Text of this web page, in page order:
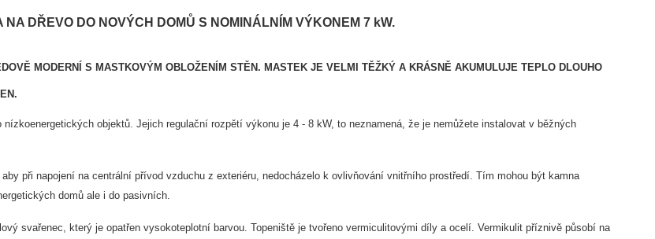
NA DŘEVO DO NOVÝCH DOMŮ S NOMINÁLNÍM VÝKONEM 7 kW.
MODERNÍ S MASTKOVÝM OBLOŽENÍM STĚN. MASTEK JE VELMI TĚŽKÝ A KRÁSNĚ AKUMULUJE TEPLO DLOUHO
nízkoenergetických objektů. Jejich regulační rozpětí výkonu je 4 - 8 kW, to neznamená, že je nemůžete instalovat v běžných
aby při napojení na centrální přívod vzduchu z exteriéru, nedocházelo k ovlivňování vnitřního prostředí. Tím mohou být kamna
domů ale i do pasivních.
svařenec, který je opatřen vysokoteplotní barvou. Topeniště je tvořeno vermiculitovými díly a ocelí. Vermikulit příznivě působí na